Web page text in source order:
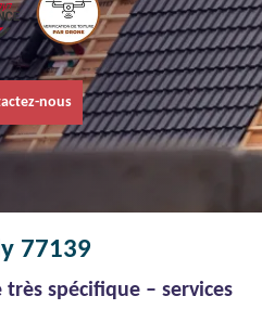
nous
77139
spécifique – services